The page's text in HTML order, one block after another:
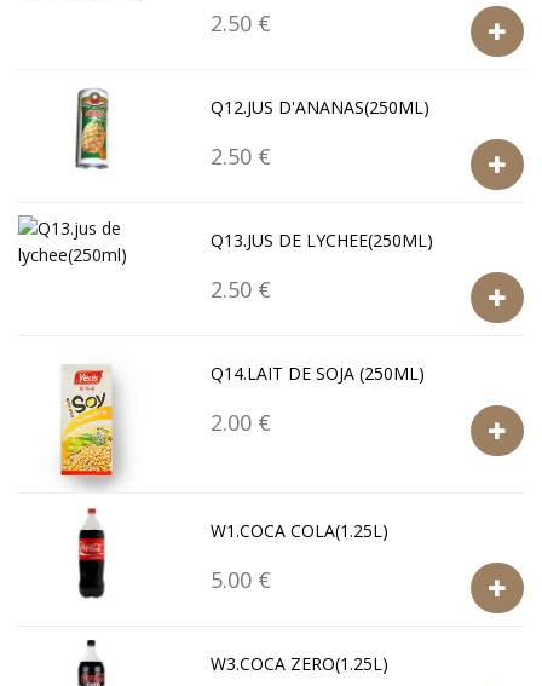
2.50 €
Q12.JUS D'ANANAS(250ML)
2.50 €
Q13.JUS DE LYCHEE(250ML)
2.50 €
Q14.LAIT DE SOJA (250ML)
2.00 €
W1.COCA COLA(1.25L)
5.00 €
W3.COCA ZERO(1.25L)